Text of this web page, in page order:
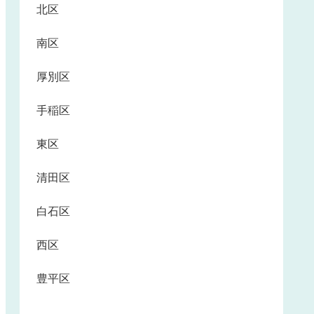
北区
南区
厚別区
手稲区
東区
清田区
白石区
西区
豊平区